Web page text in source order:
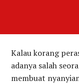
Kalau korang
adanya salah
membuat